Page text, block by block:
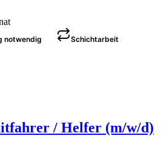
notwendig Schichtarbeit
/ Helfer (m/w/d)